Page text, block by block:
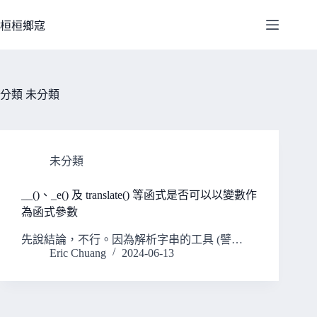
至
容
桓桓鄉寇
分類 未分類
未分類
__()、_e() 及 translate() 等函式是否可以以變數作
為函式參數
先說結論，不行。因為解析字串的工具 (譬…
Eric Chuang
2024-06-13